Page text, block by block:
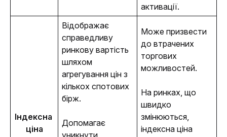
активації.
Індексна
ціна
Відображає
справедливу
ринкову вартість
шляхом
агрегування цін з
кількох спотових
бірж.
Допомагає
уникнути
Може призвести
до втрачених
торгових
можливостей.
На ринках, що
швидко
змінюються,
індексна ціна